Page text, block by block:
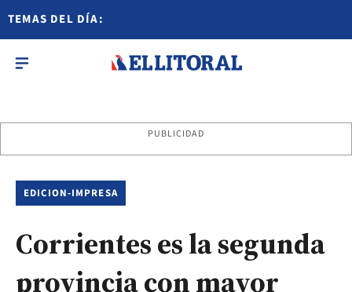
TEMAS DEL DÍA:
PUBLICIDAD
EDICION-IMPRESA
Corrientes es la segunda
provincia con mayor